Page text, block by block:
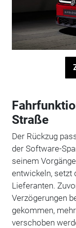
Straße
Der Rückzug
der Software-
seinem
entwickeln, setzt
Lieferanten.
Verzögerungen
gekommen,
verschoben